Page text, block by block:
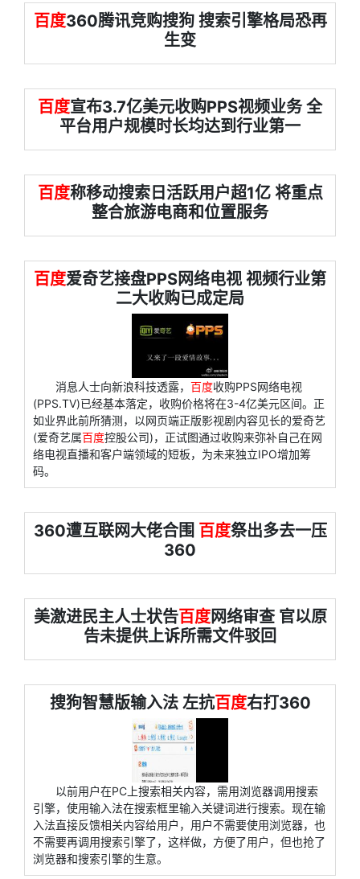
百度360腾讯竞购搜狗 搜索引擎格局恐再
生变
百度宣布3.7亿美元收购PPS视频业务 全
平台用户规模时长均达到行业第一
百度称移动搜索日活跃用户超1亿 将重点
整合旅游电商和位置服务
百度爱奇艺接盘PPS网络电视 视频行业第
二大收购已成定局
消息人士向新浪科技透露， 百度收购PPS网络电视
(PPS.TV)已经基本落定，收购价格将在3-4亿美元区间。正
如业界此前所猜测，以网页端正版影视剧内容见长的爱奇艺
(爱奇艺属百度控股公司)，正试图通过收购来弥补自己在网
络电视直播和客户端领域的短板，为未来独立IPO增加筹
码。
360遭互联网大佬合围 百度祭出多去一压
360
美激进民主人士状告百度网络审查 官以原
告未提供上诉所需文件驳回
搜狗智慧版输入法 左抗百度右打360
以前用户在PC上搜索相关内容，需用浏览器调用搜索
引擎，使用输入法在搜索框里输入关键词进行搜索。现在输
入法直接反馈相关内容给用户，用户不需要使用浏览器，也
不需要再调用搜索引擎了，这样做，方便了用户，但也抢了
浏览器和搜索引擎的生意。